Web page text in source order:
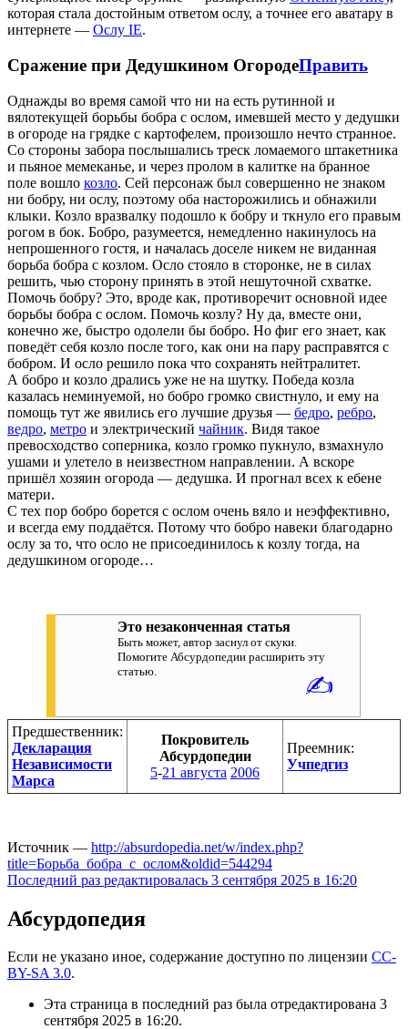
которая стала достойным ответом ослу, а точнее его аватару в
интернете — Ослу IE.
Сражение при Дедушкином ОгородеПравить
Однажды во время самой что ни на есть рутинной и
вялотекущей борьбы бобра с ослом, имевшей место у дедушки
в огороде на грядке с картофелем, произошло нечто странное.
Со стороны забора послышались треск ломаемого штакетника
и пьяное мемеканье, и через пролом в калитке на бранное
поле вошло козло. Сей персонаж был совершенно не знаком
ни бобру, ни ослу, поэтому оба насторожились и обнажили
клыки. Козло вразвалку подошло к бобру и ткнуло его правым
рогом в бок. Бобро, разумеется, немедленно накинулось на
непрошенного гостя, и началась доселе никем не виданная
борьба бобра с козлом. Осло стояло в сторонке, не в силах
решить, чью сторону принять в этой нешуточной схватке.
Помочь бобру? Это, вроде как, противоречит основной идее
борьбы бобра с ослом. Помочь козлу? Ну да, вместе они,
конечно же, быстро одолели бы бобро. Но фиг его знает, как
поведёт себя козло после того, как они на пару расправятся с
бобром. И осло решило пока что сохранять нейтралитет.
А бобро и козло дрались уже не на шутку. Победа козла
казалась неминуемой, но бобро громко свистнуло, и ему на
помощь тут же явились его лучшие друзья — бедро, ребро,
ведро, метро и электрический чайник. Видя такое
превосходство соперника, козло громко пукнуло, взмахнуло
ушами и улетело в неизвестном направлении. А вскоре
пришёл хозяин огорода — дедушка. И прогнал всех к ебене
матери.
С тех пор бобро борется с ослом очень вяло и неэффективно,
и всегда ему поддаётся. Потому что бобро навеки благодарно
ослу за то, что осло не присоединилось к козлу тогда, на
дедушкином огороде…
Это незаконченная статья
Быть может, автор заснул от скуки.
Помогите Абсурдопедии расширить эту
статью.
✍
Предшественник:
Декларация
Независимости
Марса
Покровитель
Абсурдопедии
5-21 августа 2006
Преемник:
Учпедгиз
Источник — http://absurdopedia.net/w/index.php?
title=Борьба_бобра_с_ослом&oldid=544294
Последний раз редактировалась 3 сентября 2025 в 16:20
Абсурдопедия
Если не указано иное, содержание доступно по лицензии CC-
BY-SA 3.0.
Эта страница в последний раз была отредактирована 3
сентября 2025 в 16:20.